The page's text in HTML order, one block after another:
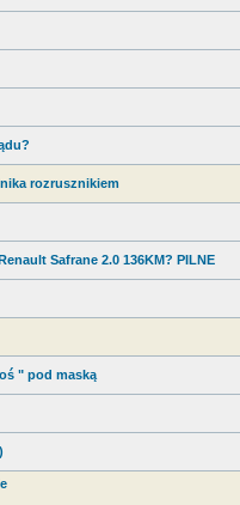
rozrusznikiem
Safrane 2.0 136KM? PILNE
" pod maską